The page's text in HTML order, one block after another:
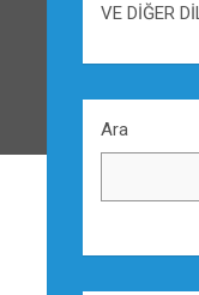
VE DİĞER
Ara